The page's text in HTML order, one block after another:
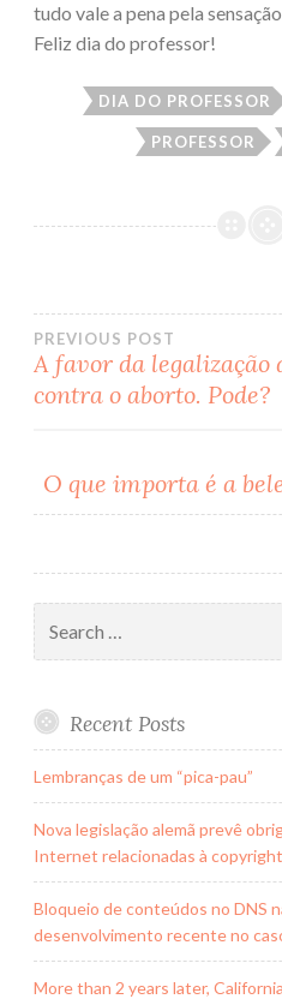
tudo vale a pena pela
Feliz dia do professor!
DIA DO PROFESSOR
PROFESSOR
Post
PREVIOUS POST
A favor da legalização
contra o aborto. Pode?
O que importa é a
for:
Recent Posts
Lembranças de um “pica-pau”
Nova legislação alemã prevê
Internet relacionadas à copyright
Bloqueio de conteúdos no DNS
desenvolvimento recente no
More than 2 years later,